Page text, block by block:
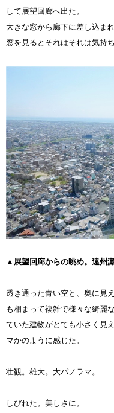
して展望回廊へ出た。
大きな窓から廊下に差し込ま
窓を見るとそれはそれは気持
▲展望回廊からの眺め。遠州
透き通った青い空と、奥に見
も相まって複雑で様々な綺麗
ていた建物がとても小さく見
マかのように感じた。
壮観。雄大。大パノラマ。
しびれた。美しさに。